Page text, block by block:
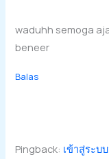
waduhh semoga
beneer
Balas
Pingback: เข้าสู่ระบ